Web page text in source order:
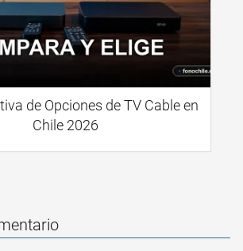
de Opciones de TV Cable en
Chile 2026